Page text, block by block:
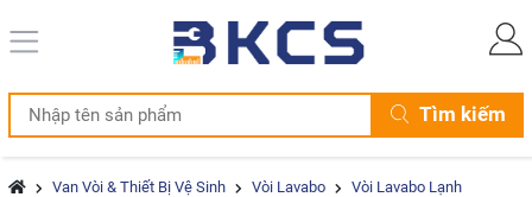
Tìm kiếm
Van Vòi & Thiết Bị Vệ Sinh Vòi Lavabo Vòi Lavabo Lạnh